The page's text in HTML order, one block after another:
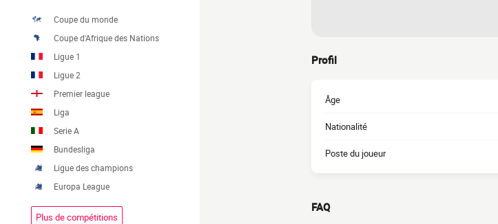
Coupe du monde
Coupe d'Afrique des Nations
Ligue 1
Ligue 2
Premier league
Liga
Serie A
Bundesliga
Ligue des champions
Europa League
Plus de compétitions
Profil
Âge
Nationalité
Poste du joueur
FAQ